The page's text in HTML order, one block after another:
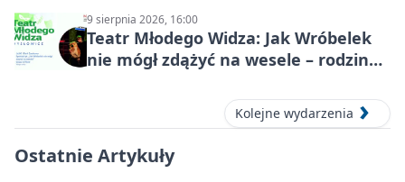
9 sierpnia 2026, 16:00
Teatr Młodego Widza: Jak Wróbelek
nie mógł zdążyć na wesele – rodzinny
Kolejne wydarzenia
Ostatnie Artykuły